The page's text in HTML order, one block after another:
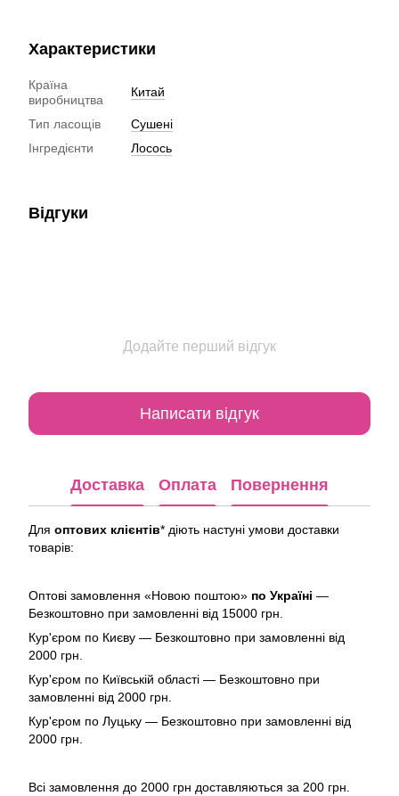
Характеристики
Країна
виробництва
Китай
Тип ласощів
Сушені
Інгредієнти
Лосось
Відгуки
Додайте перший відгук
Написати відгук
Доставка Оплата Повернення
Для оптових клієнтів* діють настуні умови доставки
товарів:
Оптові замовлення «Новою поштою» по Україні —
Безкоштовно при замовленні від 15000 грн.
Кур'єром по Києву — Безкоштовно при замовленні від
2000 грн.
Кур'єром по Київській області — Безкоштовно при
замовленні від 2000 грн.
Кур'єром по Луцьку — Безкоштовно при замовленні від
2000 грн.
Всі замовлення до 2000 грн доставляються за 200 грн.